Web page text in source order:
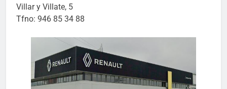
Villar y Villate, 5
Tfno: 946 85 34 88